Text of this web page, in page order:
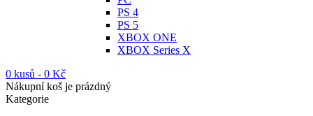
PS 4
PS 5
XBOX ONE
XBOX Series X
0 kusů - 0 Kč
Nákupní koš je prázdný
Kategorie